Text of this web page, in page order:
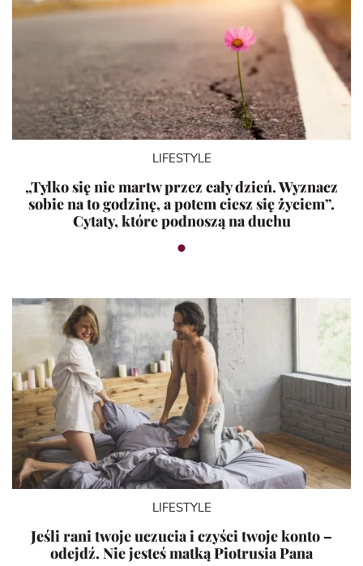
LIFESTYLE
„Tylko się nie martw przez cały dzień. Wyznacz
sobie na to godzinę, a potem ciesz się życiem”.
Cytaty, które podnoszą na duchu
LIFESTYLE
Jeśli rani twoje uczucia i czyści twoje konto –
odejdź. Nie jesteś matką Piotrusia Pana